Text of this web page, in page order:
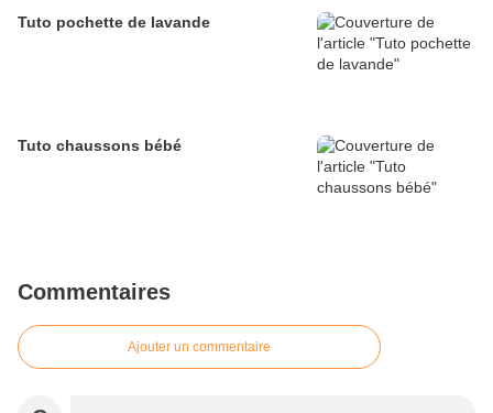
Tuto pochette de lavande
Tuto chaussons bébé
Commentaires
Ajouter un commentaire